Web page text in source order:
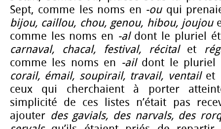
Sept, comme les noms en -ouqui
bijou, caillou, chou, genou, hibou, joujou
comme les noms en -al dont le pluriel
carnaval, chacal, festival, récital et
comme les noms en -ail dont le
corail, émail, soupirail, travail, ventail et
ceux qui cherchaient à porter
simplicité de ces listes n’était pas
ajouter des gavials, des narvals, des